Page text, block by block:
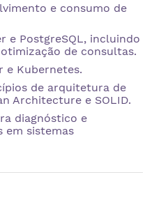
e consumo de
e PostgreSQL, incluindo
de consultas.
e Kubernetes.
de arquitetura de
Architecture e SOLID.
diagnóstico e
em sistemas